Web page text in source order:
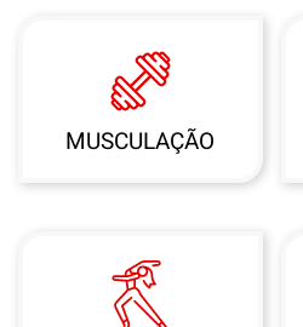
MUSCULAÇÃO